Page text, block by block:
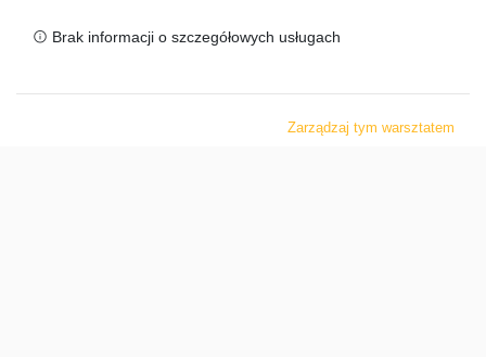
Brak informacji o szczegółowych usługach
Zarządzaj tym warsztatem